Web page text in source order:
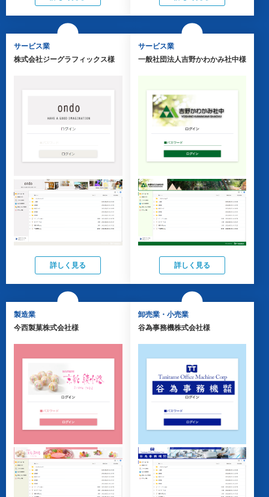
サービス業
株式会社ジーグラフィックス様
詳しく見る
サービス業
一般社団法人吉野かわかみ社中様
詳しく見る
製造業
今西製菓株式会社様
卸売業・小売業
谷為事務機株式会社様